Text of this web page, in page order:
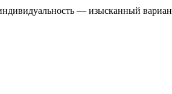
— изысканный